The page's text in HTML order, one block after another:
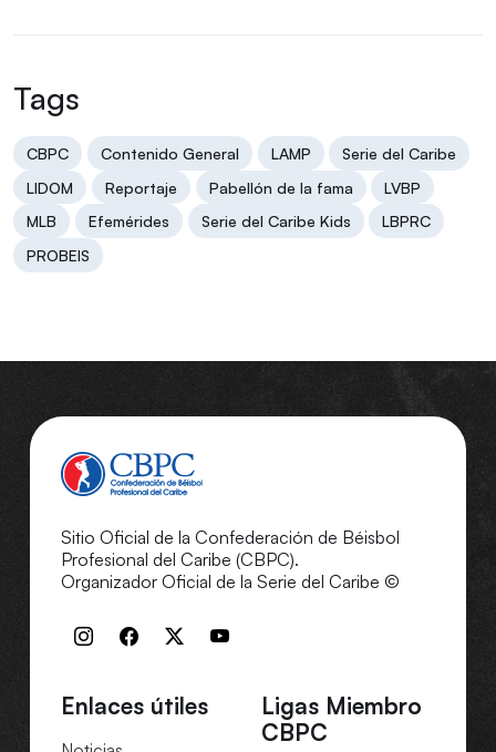
Tags
CBPC Contenido General LAMP
Serie del Caribe
LIDOM
Reportaje Pabellón de la fama
LVBP
MLB
Efemérides Serie del Caribe Kids
LBPRC
PROBEIS
Sitio Oficial de la Confederación de Béisbol
Profesional del Caribe (CBPC).
Organizador Oficial de la Serie del Caribe ©
Enlaces útiles
Ligas Miembro
CBPC